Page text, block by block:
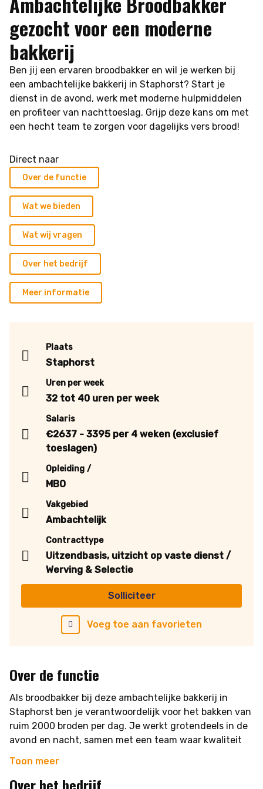
gezocht voor een moderne
bakkerij
Ben jij een ervaren broodbakker en wil je werken bij
een ambachtelijke bakkerij in Staphorst? Start je
dienst in de avond, werk met moderne hulpmiddelen
en profiteer van nachttoeslag. Grijp deze kans om met
een hecht team te zorgen voor dagelijks vers brood!
Direct naar
Over de functie
Wat we bieden
Wat wij vragen
Over het bedrijf
Meer informatie
Plaats
Staphorst
Uren per week
32 tot 40 uren per week
Salaris
€2637 - 3395 per 4 weken (exclusief
toeslagen)
Opleiding
MBO
Vakgebied
Ambachtelijk
Contracttype
Uitzendbasis, uitzicht op vaste dienst /
Werving & Selectie
Solliciteer
Voeg toe aan favorieten
Over de functie
Als broodbakker bij deze ambachtelijke bakkerij in
Staphorst ben je verantwoordelijk voor het bakken van
ruim 2000 broden per dag. Je werkt grotendeels in de
avond en nacht, samen met een team waar kwaliteit
hulpmiddelen zoals een hefkieper is het zware werk
goed te doen, maar je houdt ervan om fysiek bezig te
Toon meer